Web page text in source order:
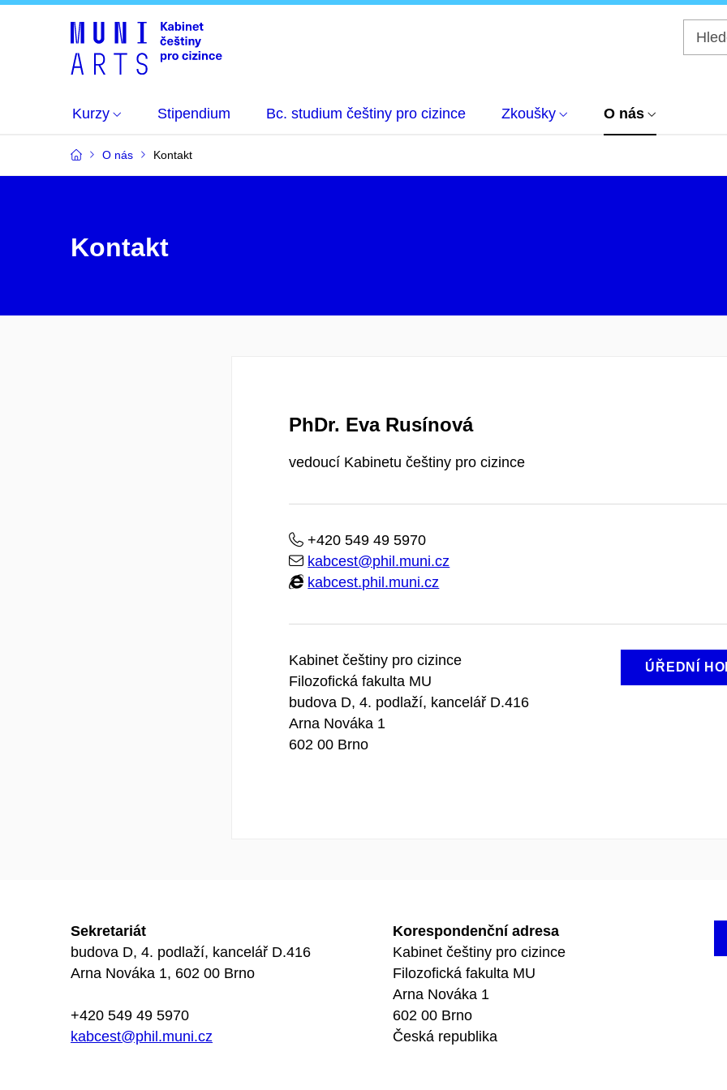
Kurzy Stipendium Bc. studium češtiny pro cizince Zkoušky O nás
O nás Kontakt
Kontakt
PhDr. Eva Rusínová
vedoucí Kabinetu češtiny pro cizince
+420 549 49 5970
kabcest@phil.muni.cz
kabcest.phil.muni.cz
Kabinet češtiny pro cizince
Filozofická fakulta MU
budova D, 4. podlaží, kancelář D.416
Arna Nováka 1
602 00 Brno
ÚŘEDNÍ
Sekretariát
budova D, 4. podlaží, kancelář D.416
Arna Nováka 1, 602 00 Brno
+420 549 49 5970
kabcest@phil.muni.cz
Korespondenční adresa
Kabinet češtiny pro cizince
Filozofická fakulta MU
Arna Nováka 1
602 00 Brno
Česká republika